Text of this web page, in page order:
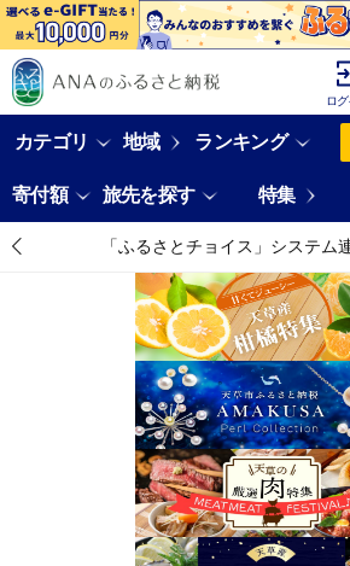
ロ
カテゴリ 地域 ランキング
寄付額 旅先を探す 特集
「ふるさとチョイス」システム